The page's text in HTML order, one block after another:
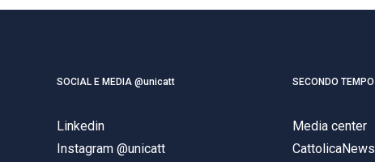
SOCIAL E MEDIA @unicatt
Linkedin
Instagram @unicatt
SECONDO TEMPO
Media center
CattolicaNews